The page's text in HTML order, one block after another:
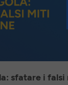
sfatare i